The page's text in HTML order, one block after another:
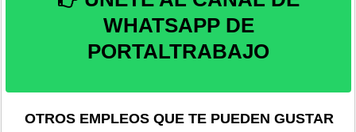
WHATSAPP DE
PORTALTRABAJO
OTROS EMPLEOS QUE TE PUEDEN GUSTAR